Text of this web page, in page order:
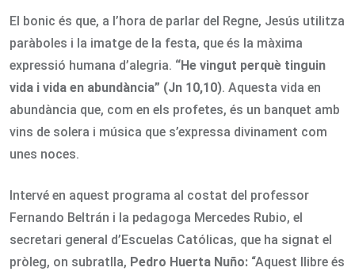
El bonic és que, a l’hora de parlar del Regne, Jesús utilitza
paràboles i la imatge de la festa, que és la màxima
expressió humana d’alegria. “He vingut perquè tinguin
vida i vida en abundància” (Jn 10,10). Aquesta vida en
abundància que, com en els profetes, és un banquet amb
vins de solera i música que s’expressa divinament com
unes noces.
Intervé en aquest programa al costat del professor
Fernando Beltrán i la pedagoga Mercedes Rubio, el
secretari general d’Escuelas Católicas, que ha signat el
pròleg, on subratlla, Pedro Huerta Nuño: “Aquest llibre és